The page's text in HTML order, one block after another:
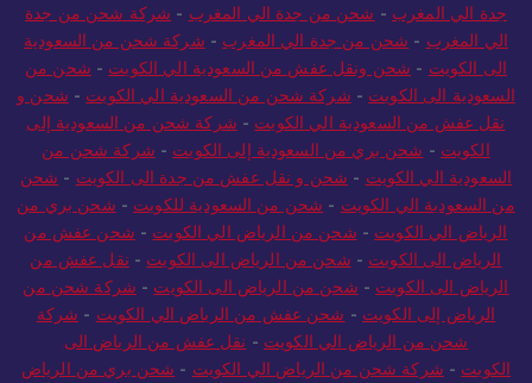
جدة الي المغرب - شحن من جدة الي المغرب - شركة شحن من جدة
الي المغرب - شحن من جدة الي المغرب - شركة شحن من السعودية
الى الكويت - شحن ونقل عفش من السعودية الي الكويت - شحن من
السعودية الى الكويت - شركة شحن من السعودية الي الكويت - شحن و
نقل عفش من السعودية الي الكويت - شركة شحن من السعودية إلى
الكويت - شحن بري من السعودية إلى الكويت - شركة شحن من
السعودية الي الكويت - شحن و نقل عفش من جدة الى الكويت - شحن
من السعودية الي الكويت - شحن من السعودية للكويت - شحن بري من
الرياض الي الكويت - شحن من الرياض الي الكويت - شحن عفش من
الرياض الى الكويت - شحن من الرياض الى الكويت - نقل عفش من
الرياض الى الكويت - شحن من الرياض الى الكويت - شركة شحن من
الرياض إلى الكويت - شحن عفش من الرياض الي الكويت - شركة
شحن من الرياض الي الكويت - نقل عفش من الرياض الى
الكويت - شركة شحن من الرياض الي الكويت - شحن بري من الرياض